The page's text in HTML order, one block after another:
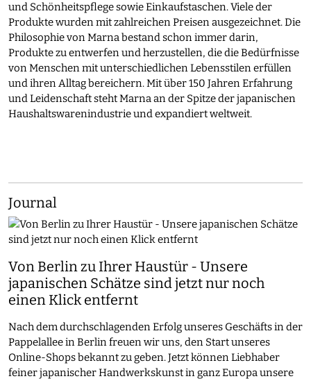
und Schönheitspflege sowie Einkaufstaschen. Viele der
Produkte wurden mit zahlreichen Preisen ausgezeichnet. Die
Philosophie von Marna bestand schon immer darin,
Produkte zu entwerfen und herzustellen, die die Bedürfnisse
von Menschen mit unterschiedlichen Lebensstilen erfüllen
und ihren Alltag bereichern. Mit über 150 Jahren Erfahrung
und Leidenschaft steht Marna an der Spitze der japanischen
Haushaltswarenindustrie und expandiert weltweit.
Journal
Von Berlin zu Ihrer Haustür - Unsere
japanischen Schätze sind jetzt nur noch
einen Klick entfernt
Nach dem durchschlagenden Erfolg unseres Geschäfts in der
Pappelallee in Berlin freuen wir uns, den Start unseres
Online-Shops bekannt zu geben. Jetzt können Liebhaber
feiner japanischer Handwerkskunst in ganz Europa unsere